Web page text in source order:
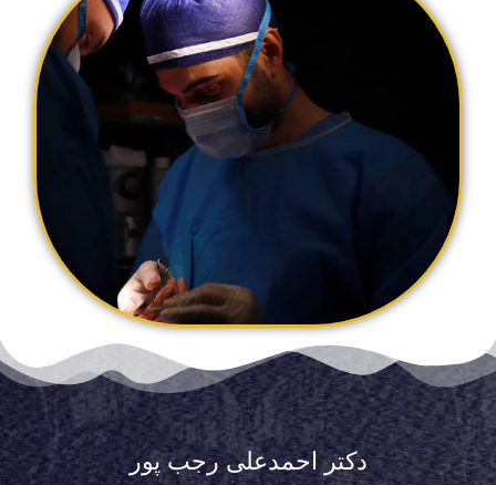
دکتر احمدعلی رجب پور